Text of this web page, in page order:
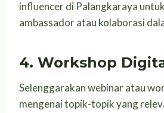
influencer di Palangkaraya
ambassador atau kolaborasi
4. Workshop
Selenggarakan webinar atau
mengenai topik-topik yang